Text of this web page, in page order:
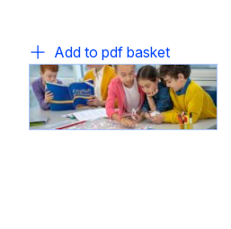
Add to pdf basket